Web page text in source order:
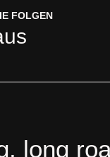
FOLGEN
FOLGEN
long